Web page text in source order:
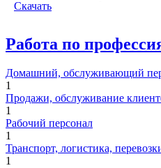
Скачать
Работа по
Домашний, обслуживающий
1
Продажи, обслуживание
1
Рабочий персонал
1
Транспорт, логистика,
1